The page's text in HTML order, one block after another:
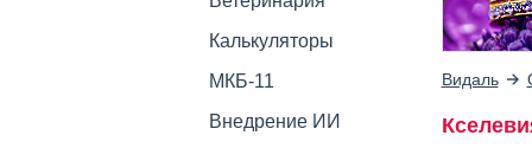
Калькуляторы
МКБ-11
Внедрение ИИ
Видаль